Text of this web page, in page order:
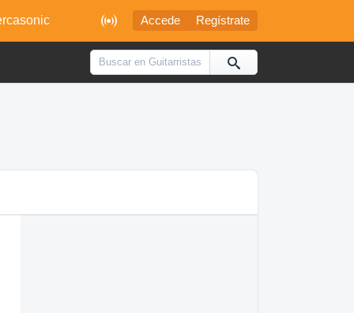
 Accede Regístrate